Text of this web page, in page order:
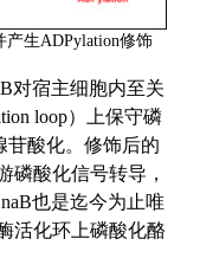
产生ADPylation修饰
对宿主细胞内至关
loop）
上保守磷
苷酸化。修饰后的
磷酸化信号转导 ，
也是迄今为止唯
活化环上磷酸化酪